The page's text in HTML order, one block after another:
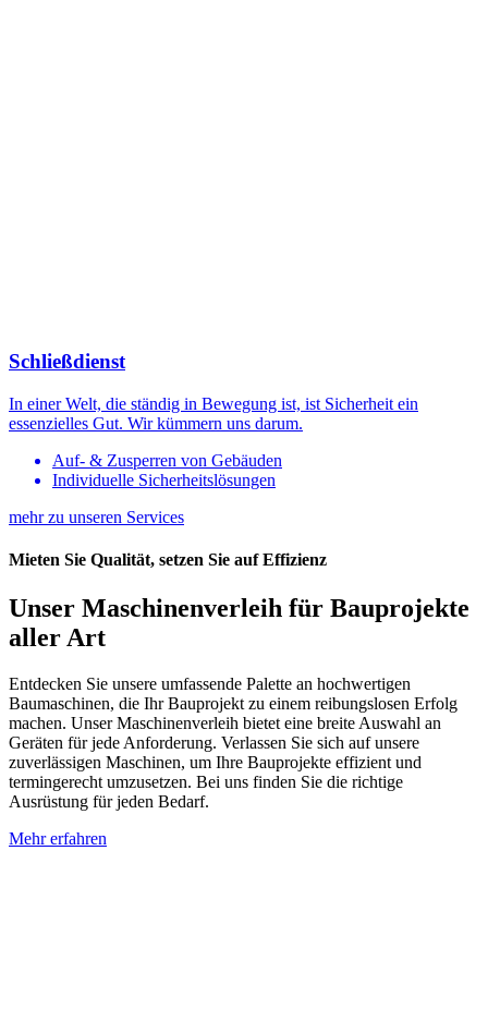
Schließdienst
In einer Welt, die ständig in Bewegung ist, ist Sicherheit ein
essenzielles Gut. Wir kümmern uns darum.
Auf- & Zusperren von Gebäuden
Individuelle Sicherheitslösungen
mehr zu unseren Services
Mieten Sie Qualität, setzen Sie auf Effizienz
Unser Maschinenverleih für Bauprojekte
aller Art
Entdecken Sie unsere umfassende Palette an hochwertigen
Baumaschinen, die Ihr Bauprojekt zu einem reibungslosen Erfolg
machen. Unser Maschinenverleih bietet eine breite Auswahl an
Geräten für jede Anforderung. Verlassen Sie sich auf unsere
zuverlässigen Maschinen, um Ihre Bauprojekte effizient und
termingerecht umzusetzen. Bei uns finden Sie die richtige
Ausrüstung für jeden Bedarf.
Mehr erfahren